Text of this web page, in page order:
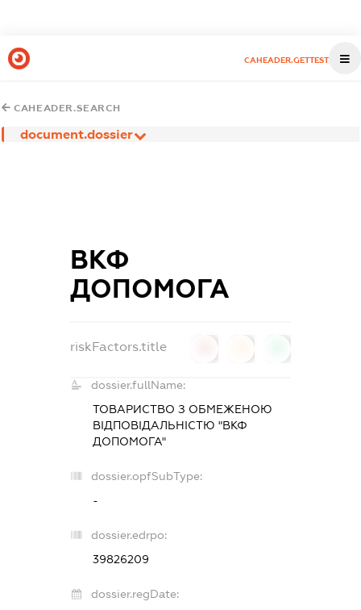
CAHEADER.GETTEST
CAHEADER.SEARCH
document.dossier
ВКФ
ДОПОМОГА
riskFactors.title
dossier.fullName:
ТОВАРИСТВО З ОБМЕЖЕНОЮ
ВІДПОВІДАЛЬНІСТЮ "ВКФ
ДОПОМОГА"
dossier.opfSubType:
-
dossier.edrpo:
39826209
dossier.regDate: